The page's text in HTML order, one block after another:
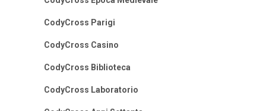
CodyCross Parigi
CodyCross Casino
CodyCross Biblioteca
CodyCross Laboratorio